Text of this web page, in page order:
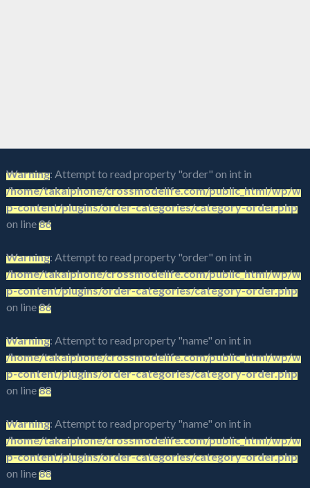
Warning: Attempt to read property "order" on int in
/home/takaiphone/crossmodelife.com/public_html/wp/w
p-content/plugins/order-categories/category-order.php
on line86
Warning: Attempt to read property "order" on int in
/home/takaiphone/crossmodelife.com/public_html/wp/w
p-content/plugins/order-categories/category-order.php
on line86
Warning: Attempt to read property "name" on int in
/home/takaiphone/crossmodelife.com/public_html/wp/w
p-content/plugins/order-categories/category-order.php
on line88
Warning: Attempt to read property "name" on int in
/home/takaiphone/crossmodelife.com/public_html/wp/w
p-content/plugins/order-categories/category-order.php
on line88